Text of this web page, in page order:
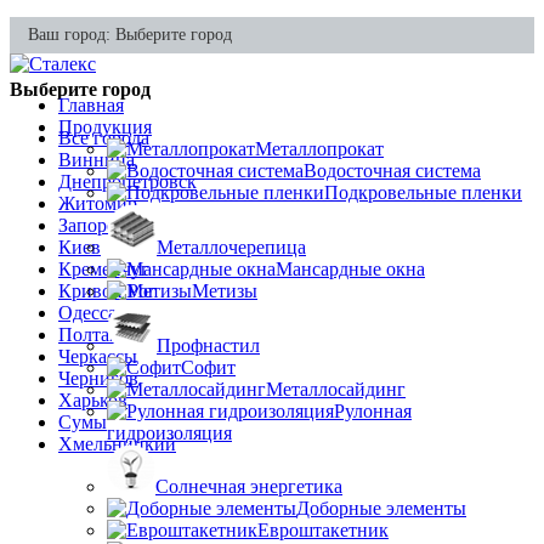
Ваш город: Выберите город
Выберите город
Все города
Винница
Днепропетровск
Житомир
Запорожье
Киев
Кременчуг
Кривой Рог
Одесса
Полтава
Черкассы
Чернигов
Харьков
Сумы
Хмельницкий
Главная
Продукция
Металлопрокат
Водосточная система
Подкровельные пленки
Металлочерепица
Мансардные окна
Метизы
Профнастил
Софит
Металлосайдинг
Рулонная
гидроизоляция
Солнечная энергетика
Доборные элементы
Евроштакетник